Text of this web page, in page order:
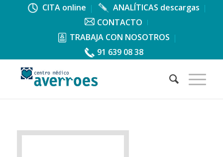
CITA online
ANALÍTICAS descargas
CONTACTO
TRABAJA CON NOSOTROS
91 639 08 38